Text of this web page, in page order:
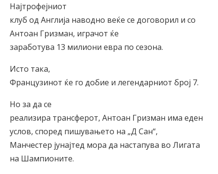
Најтрофејниот
клуб од Англија наводно веќе се договорил и со
Антоан Гризман, играчот ќе
заработува 13 милиони евра по сезона.
Исто така,
Французинот ќе го добие и легендарниот број 7.
Но за да се
реализира трансферот, Антоан Гризман има еден
услов, според пишувањето на „Д Сан“,
Манчестер јунајтед мора да настапува во Лигата
на Шампионите.